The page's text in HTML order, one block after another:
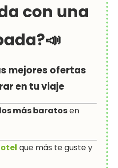
con una
mejores ofertas
en tu viaje
más baratosen
que más te guste y